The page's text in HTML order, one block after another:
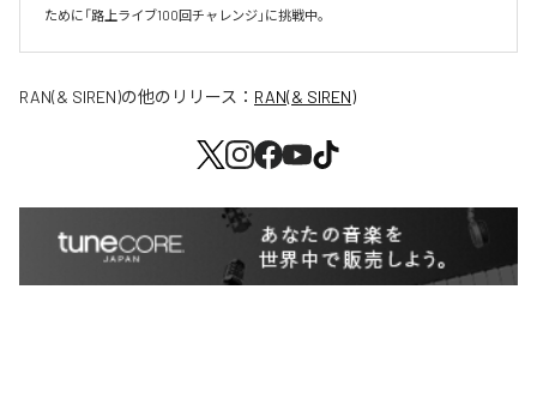
ために「路上ライブ100回チャレンジ」に挑戦中。
RAN(& SIREN)の他のリリース： RAN(& SIREN)